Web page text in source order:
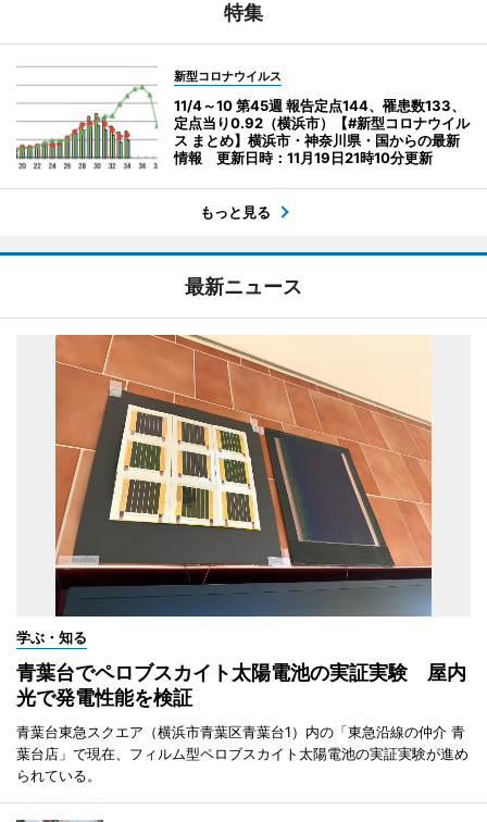
特集
新型コロナウイルス
11/4～10 第45週 報告定点144、罹患数133、
定点当り0.92（横浜市）【#新型コロナウイル
ス まとめ】横浜市・神奈川県・国からの最新
情報 更新日時：11月19日21時10分更新
もっと見る
最新ニュース
学ぶ・知る
青葉台でペロブスカイト太陽電池の実証実験 屋内
光で発電性能を検証
青葉台東急スクエア（横浜市青葉区青葉台1）内の「東急沿線の仲介 青
葉台店」で現在、フィルム型ペロブスカイト太陽電池の実証実験が進め
られている。